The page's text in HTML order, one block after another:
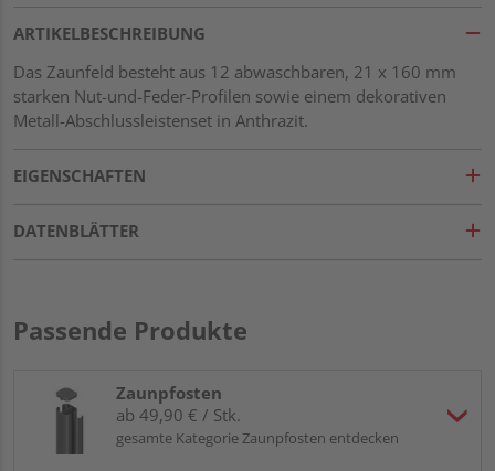
ARTIKELBESCHREIBUNG
Das Zaunfeld besteht aus 12 abwaschbaren, 21 x 160 mm
starken Nut-und-Feder-Profilen sowie einem dekorativen
Metall-Abschlussleistenset in Anthrazit.
EIGENSCHAFTEN
DATENBLÄTTER
Passende Produkte
Zaunpfosten
ab 49,90 € / Stk.
gesamte Kategorie Zaunpfosten entdecken